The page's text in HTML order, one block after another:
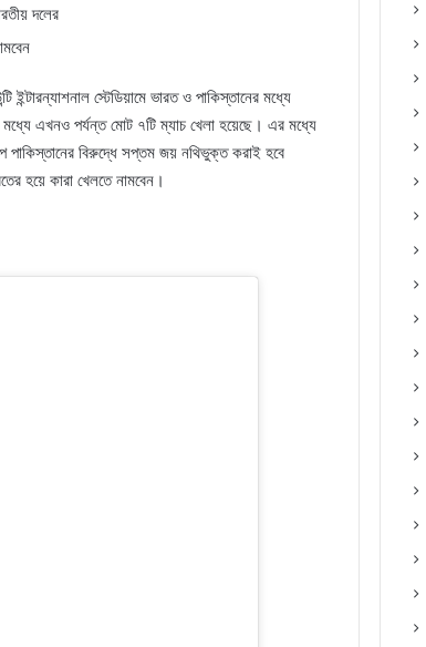
দলের
ইন্টারন্যাশনাল স্টেডিয়ামে ভারত ও পাকিস্তানের মধ্যে
মধ্যে এখনও পর্যন্ত মোট ৭টি ম্যাচ খেলা হয়েছে। এর মধ্যে
পাকিস্তানের বিরুদ্ধে সপ্তম জয় নথিভুক্ত করাই হবে
হয়ে কারা খেলতে নামবেন।